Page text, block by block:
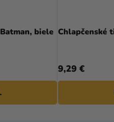
biele Chlapčenské
9,29 €